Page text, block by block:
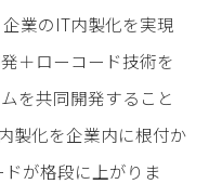
業のIT内製化を実現
＋ローコード技術を
を共同開発すること
製化を企業内に根付か
が格段に上がりま